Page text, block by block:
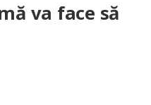
va face să